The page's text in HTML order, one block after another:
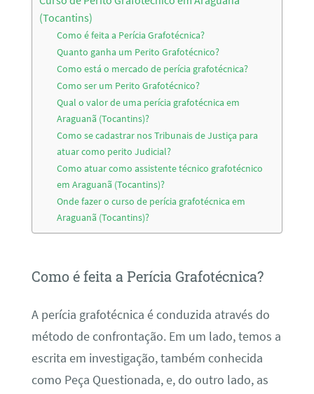
(Tocantins)
Como é feita a Perícia Grafotécnica?
Quanto ganha um Perito Grafotécnico?
Como está o mercado de perícia grafotécnica?
Como ser um Perito Grafotécnico?
Qual o valor de uma perícia grafotécnica em
Araguanã (Tocantins)?
Como se cadastrar nos Tribunais de Justiça para
atuar como perito Judicial?
Como atuar como assistente técnico grafotécnico
em Araguanã (Tocantins)?
Onde fazer o curso de perícia grafotécnica em
Araguanã (Tocantins)?
Como é feita a Perícia Grafotécnica?
A perícia grafotécnica é conduzida através do
método de confrontação. Em um lado, temos a
escrita em investigação, também conhecida
como Peça Questionada, e, do outro lado, as